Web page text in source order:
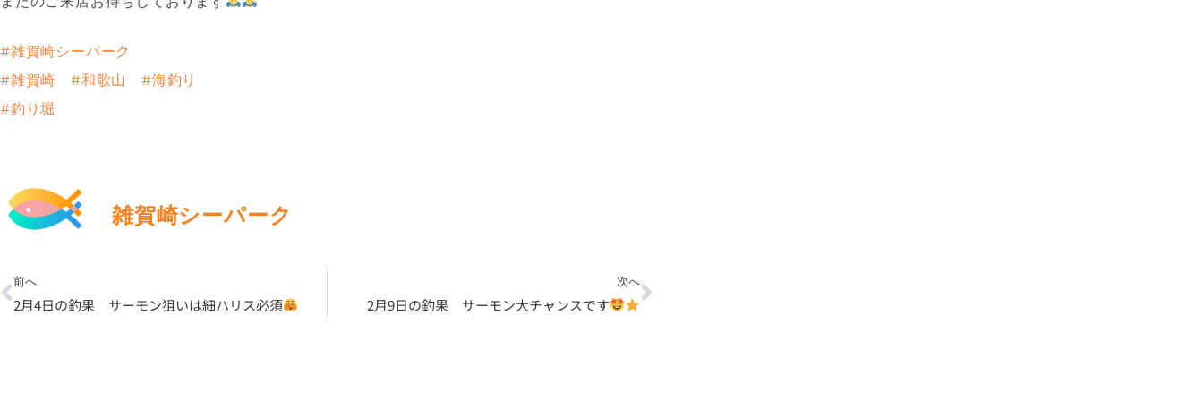
#雑賀崎シーパーク
#雑賀崎
#和歌山
#海釣り
#釣り堀
雑賀崎シーパーク
Prev
前へ
2月4日の釣果 サーモン狙いは細ハリス必須
次へ
2月9日の釣果 サーモン大チャンスです
Next